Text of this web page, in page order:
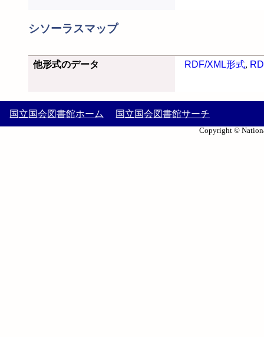
シソーラスマップ
他形式のデータ RDF/XML形式,
国立国会図書館ホーム 国立国会図書館サーチ
Copyright ©